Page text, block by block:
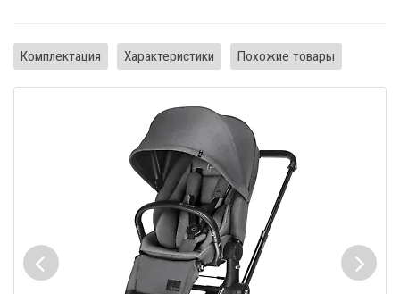
Комплектация Характеристики Похожие товары